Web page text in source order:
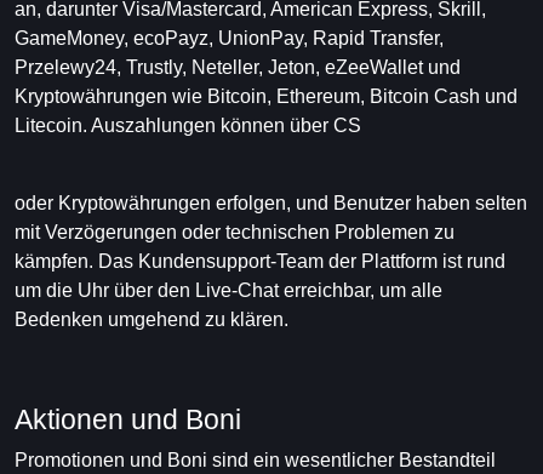
an, darunter Visa/Mastercard, American Express, Skrill,
GameMoney, ecoPayz, UnionPay, Rapid Transfer,
Przelewy24, Trustly, Neteller, Jeton, eZeeWallet und
Kryptowährungen wie Bitcoin, Ethereum, Bitcoin Cash und
Litecoin. Auszahlungen können über CS
oder Kryptowährungen erfolgen, und Benutzer haben selten
mit Verzögerungen oder technischen Problemen zu
kämpfen. Das Kundensupport-Team der Plattform ist rund
um die Uhr über den Live-Chat erreichbar, um alle
Bedenken umgehend zu klären.
Aktionen und Boni
Promotionen und Boni sind ein wesentlicher Bestandteil